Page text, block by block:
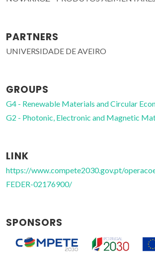
PARTNERS
UNIVERSIDADE DE AVEIRO
GROUPS
G4 - Renewable Materials and Circular
G2 - Photonic, Electronic and Magnetic
LINK
https://www.compete2030.gov.pt/
FEDER-02176900/
SPONSORS